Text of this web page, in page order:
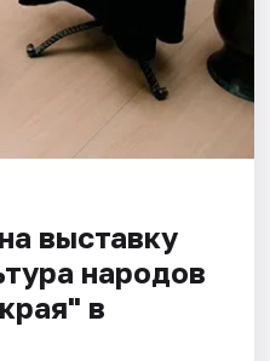
выставку
народов
в